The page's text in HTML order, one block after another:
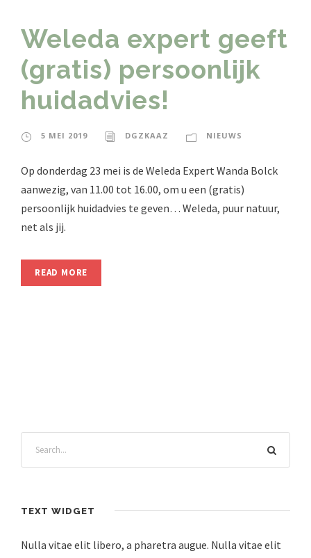
Weleda expert geeft
(gratis) persoonlijk
huidadvies!
5 MEI 2019 DGZKAAZ NIEUWS
Op donderdag 23 mei is de Weleda Expert Wanda Bolck
aanwezig, van 11.00 tot 16.00, om u een (gratis)
persoonlijk huidadvies te geven… Weleda, puur natuur,
net als jij.
READ MORE
TEXT WIDGET
Nulla vitae elit libero, a pharetra augue. Nulla vitae elit